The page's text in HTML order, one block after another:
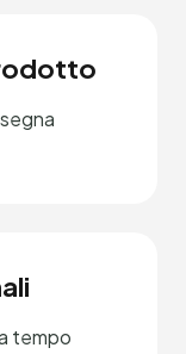
tempo